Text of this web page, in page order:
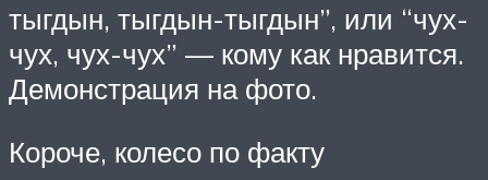
тыгдын, тыгдын-тыгдын”, или “чух-
чух, чух-чух” — кому как нравится.
Демонстрация на фото.
Короче, колесо по факту